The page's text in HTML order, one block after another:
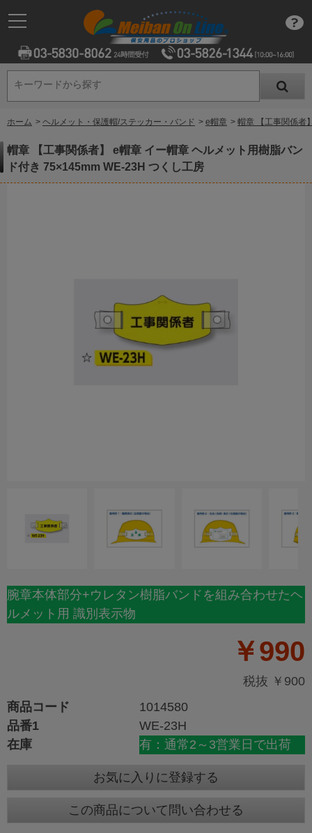
キーワードから探す
キーワードから探す
ホーム > ヘルメット・保護帽/ステッカー・バンド > e帽章 > 帽章 【工事関係者
帽章 【工事関係者】 e帽章 イー帽章 ヘルメット用樹脂バン
ド付き 75×145mm WE-23H つくし工房
腕章本体部分+ウレタン樹脂バンドを組み合わせたヘ
ルメット用 識別表示物
￥990
税抜 ￥900
商品コード
1014580
品番1
WE-23H
在庫
有：通常2～3営業日で出荷
お気に入りに登録する
この商品について問い合わせる